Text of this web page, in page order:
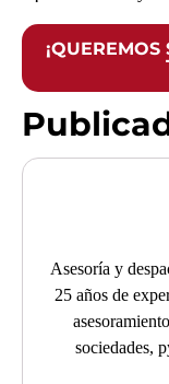
Asesoría y
25 años de
sociedades,